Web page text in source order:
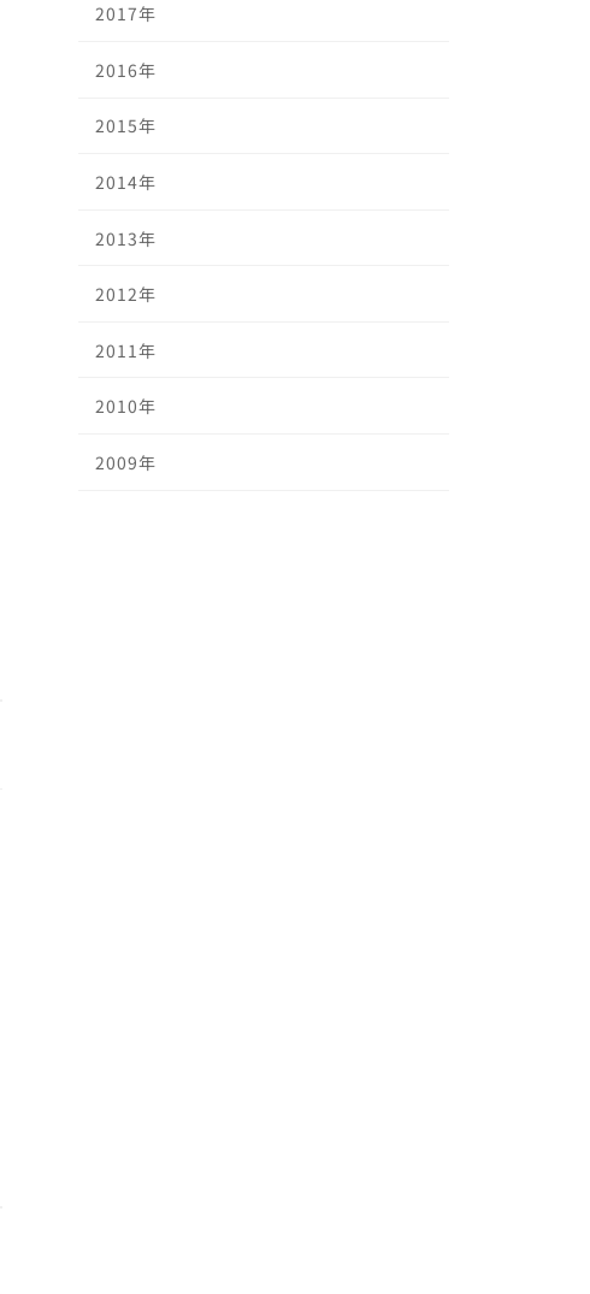
2017年
2016年
2015年
2014年
2013年
2012年
2011年
2010年
2009年